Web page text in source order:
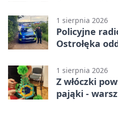
wykonawcę?
1 sierpnia 2026
Policyjne
Ostrołęka
1 sierpnia 2026
Z włóczki
pająki -